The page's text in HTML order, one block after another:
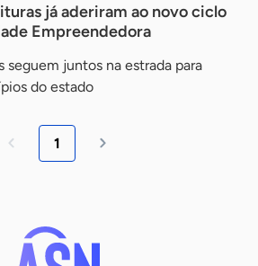
já aderiram ao novo ciclo
Empreendedora
seguem juntos na estrada para
do estado
1